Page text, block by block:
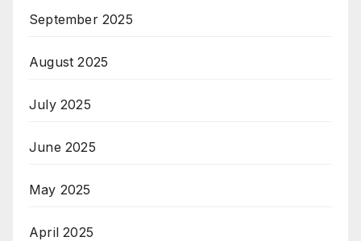
September 2025
August 2025
July 2025
June 2025
May 2025
April 2025